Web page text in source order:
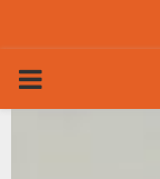
PRIMARY